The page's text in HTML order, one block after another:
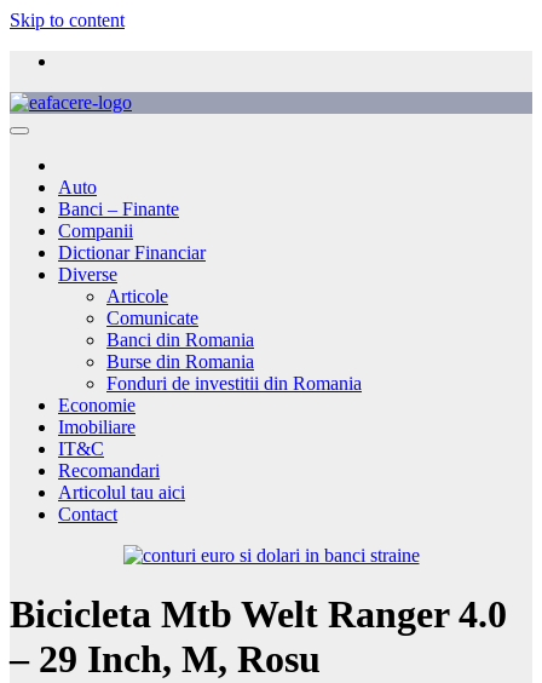
Skip to content
Auto
Banci – Finante
Companii
Dictionar Financiar
Diverse
Articole
Comunicate
Banci din Romania
Burse din Romania
Fonduri de investitii din Romania
Economie
Imobiliare
IT&C
Recomandari
Articolul tau aici
Contact
Bicicleta Mtb Welt Ranger 4.0
– 29 Inch, M, Rosu